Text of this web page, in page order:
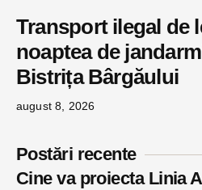
Transport ilegal de
noaptea de
Bistrița Bârgăului
august 8, 2026
Postări recente
Cine va proiecta Linia